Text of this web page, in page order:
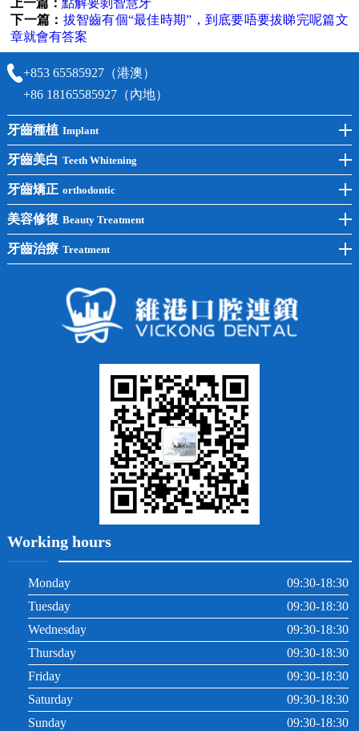
下一篇： 拔智齒有個“最佳時期”，到底要唔要拔睇完呢篇文
章就會有答案
+853 65585927（港澳）
+86 18165585927（內地）
牙齒種植 Implant
前牙種植
後牙種植
單顆種植
半口種植
全口種植
牙齒美白 Teeth Whitening
冷光美白
洗牙
黃黑牙
常見問題
牙齒矯正 orthodontic
牙齒矯正
兒童矯正
牙列不齊
美容修復 Beauty Treatment
全瓷牙
牙齒治療 Treatment
牙齦出血
Working hours
Monday
09:30-18:30
Tuesday
09:30-18:30
Wednesday
09:30-18:30
Thursday
09:30-18:30
Friday
09:30-18:30
Saturday
09:30-18:30
Sunday
09:30-18:30